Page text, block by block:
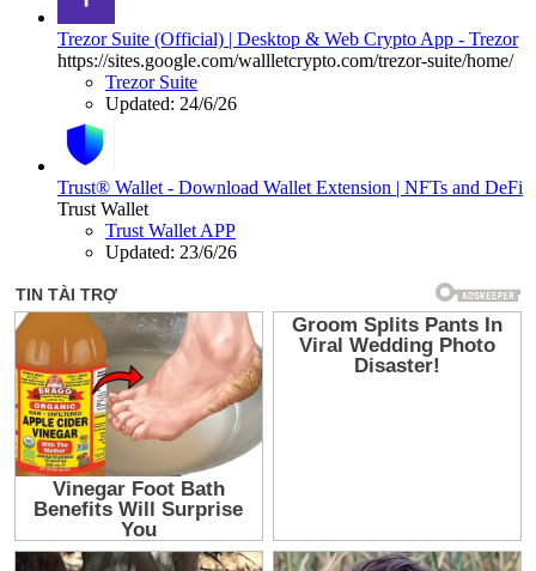
Trezor Suite (Official) | Desktop & Web Crypto App - Trezor
https://sites.google.com/wallletcrypto.com/trezor-suite/home/
Trezor Suite
Updated: 24/6/26
Trust® Wallet - Download Wallet Extension | NFTs and DeFi
Trust Wallet
Trust Wallet APP
Updated: 23/6/26